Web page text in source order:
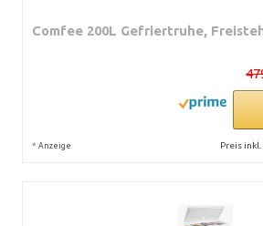
Comfee 200L Gefriertruhe,
* Anzeige Preis